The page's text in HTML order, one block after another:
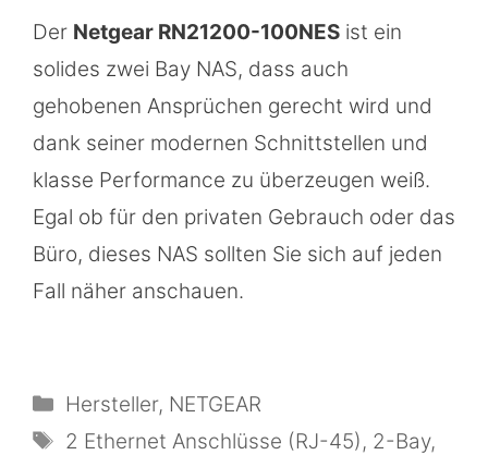
Der Netgear RN21200-100NES ist ein
solides zwei Bay NAS, dass auch
gehobenen Ansprüchen gerecht wird und
dank seiner modernen Schnittstellen und
klasse Performance zu überzeugen weiß.
Egal ob für den privaten Gebrauch oder das
Büro, dieses NAS sollten Sie sich auf jeden
Fall näher anschauen.
Kategorien
Hersteller, NETGEAR
Schlagwörter
2 Ethernet Anschlüsse (RJ-45), 2-Bay,